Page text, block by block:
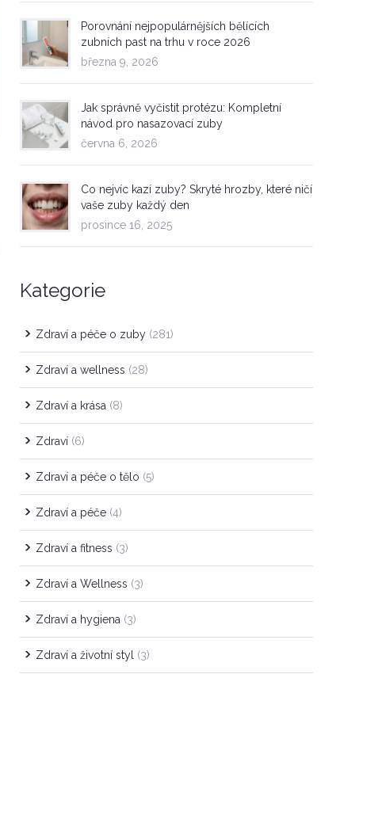
Porovnání nejpopulárnějších bělících
zubních past na trhu v roce 2026
března 9, 2026
Jak správně vyčistit protézu: Kompletní
návod pro nasazovací zuby
června 6, 2026
Co nejvíc kazí zuby? Skryté hrozby, které ničí
vaše zuby každý den
prosince 16, 2025
Kategorie
Zdraví a péče o zuby (281)
Zdraví a wellness (28)
Zdraví a krása (8)
Zdraví (6)
Zdraví a péče o tělo (5)
Zdraví a péče (4)
Zdraví a fitness (3)
Zdraví a Wellness (3)
Zdraví a hygiena (3)
Zdraví a životní styl (3)